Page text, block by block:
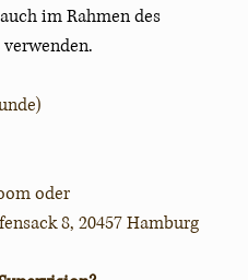
im Rahmen des
oder
8, 20457 Hamburg